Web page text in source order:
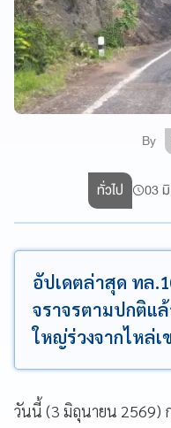
By
ทั่วไป 03
อัปเดตล่าสุด ทล
จราจรตามปกติแ
ใหญ่ร่วงจากไหล่
วันนี้ (3 มิถุนายน 2569)